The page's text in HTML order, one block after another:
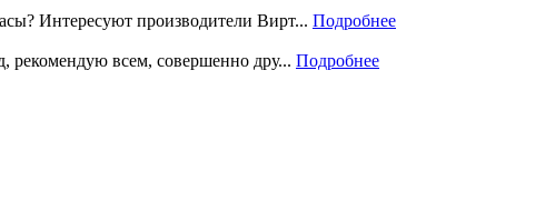
Интересуют производители Вирт... Подробнее
рекомендую всем, совершенно дру... Подробнее